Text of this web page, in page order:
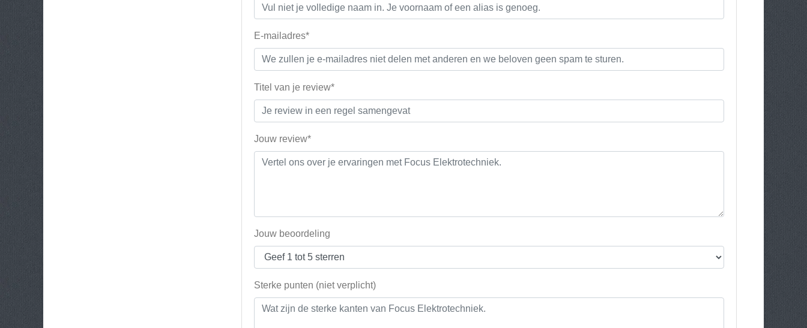
E-mailadres*
Titel van je review*
Jouw review*
Jouw beoordeling
Sterke punten (niet verplicht)